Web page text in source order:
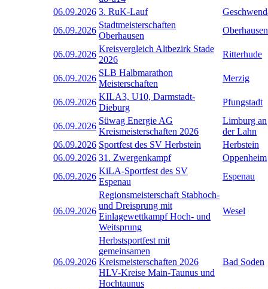
06.09.2026 3. RuK-Lauf
06.09.2026
Stadtmeisterschaften
Oberhausen
Oberhausen
06.09.2026
Kreisvergleich Altbezirk Stade
2026
Ritterhude
06.09.2026
SLB Halbmarathon
Meisterschaften
Merzig
06.09.2026
KILA3, U10, Darmstadt-
Dieburg
Pfungstadt
06.09.2026
Süwag Energie AG
Kreismeisterschaften 2026
Limburg an
der Lahn
06.09.2026 Sportfest des SV Herbstein
Herbstein
06.09.2026 31. Zwergenkampf
Oppenheim
06.09.2026
KiLA-Sportfest des SV
Espenau
Espenau
06.09.2026
Regionsmeisterschaft Stabhoch-
und Dreisprung mit
Einlagewettkampf Hoch- und
Weitsprung
Wesel
06.09.2026
Herbstsportfest mit
gemeinsamen
Kreismeisterschaften 2026
HLV-Kreise Main-Taunus und
Hochtaunus
Bad Soden